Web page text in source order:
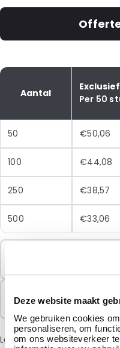
Deze website maakt
We gebruiken cookies
personaliseren, om
om ons websiteverkeer
Aantal
Per 50
50 €50,06
100 €44,08
250 €38,57
500 €33,06
50 Eenheden
Let op: vanwege de